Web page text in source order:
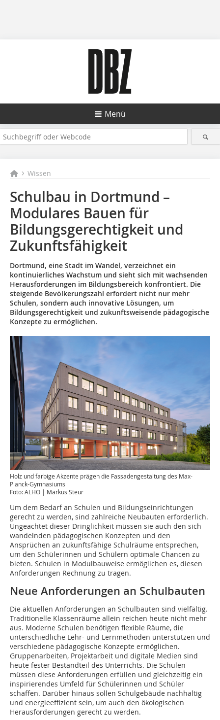
Menü
Wissen
Schulbau in Dortmund –
Modulares Bauen für
Bildungsgerechtigkeit und
Zukunftsfähigkeit
Dortmund, eine Stadt im Wandel, verzeichnet ein
kontinuierliches Wachstum und sieht sich mit wachsenden
Herausforderungen im Bildungsbereich konfrontiert. Die
steigende Bevölkerungszahl erfordert nicht nur mehr
Schulen, sondern auch innovative Lösungen, um
Bildungsgerechtigkeit und zukunftsweisende pädagogische
Konzepte zu ermöglichen.
Holz und farbige Akzente prägen die Fassadengestaltung des Max-
Planck-Gymnasiums
Foto: ALHO | Markus Steur
Um dem Bedarf an Schulen und Bildungseinrichtungen
gerecht zu werden, sind zahlreiche Neubauten erforderlich.
Ungeachtet dieser Dringlichkeit müssen sie auch den sich
wandelnden pädagogischen Konzepten und den
Ansprüchen an zukunftsfähige Schulräume entsprechen,
um den Schülerinnen und Schülern optimale Chancen zu
bieten. Schulen in Modulbauweise ermöglichen es, diesen
Anforderungen Rechnung zu tragen.
Neue Anforderungen an Schulbauten
Die aktuellen Anforderungen an Schulbauten sind vielfältig.
Traditionelle Klassenräume allein ­reichen heute nicht mehr
aus. Moderne Schulen benötigen flexible Räume, die
unterschiedliche Lehr- und Lernmethoden unterstützen und
verschiedene pädagogische Konzepte ermöglichen.
Gruppenarbeiten, Projektarbeit und digitale Medien sind
heute fester Bestandteil des Unterrichts. Die Schulen
müssen diese Anforderungen erfüllen und gleichzeitig ein
inspirierendes Umfeld für Schülerinnen und Schüler
schaffen. Darüber hinaus sollen Schulgebäude nachhaltig
und energieeffizient sein, um auch den ökologischen
Herausforderungen gerecht zu werden.